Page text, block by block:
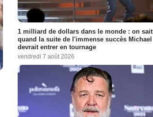
1 milliard de dollars dans le monde : on sait
quand la suite de l'immense succès Michael
devrait entrer en tournage
vendredi 7 août 2026